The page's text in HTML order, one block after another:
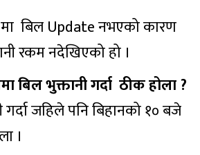
बिल Update नभएको कारण
रकम नदेखिएको हो ।
भुक्तानी गर्दा ठीक होला ?
जहिले पनि बिहानको १० बजे
।